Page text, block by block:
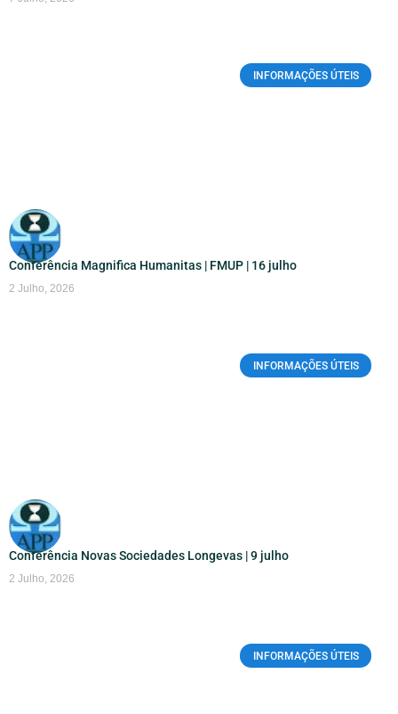
INFORMAÇÕES ÚTEIS
Conferência Magnifica Humanitas | FMUP | 16 julho
2 Julho, 2026
INFORMAÇÕES ÚTEIS
Conferência Novas Sociedades Longevas | 9 julho
2 Julho, 2026
INFORMAÇÕES ÚTEIS